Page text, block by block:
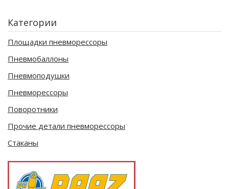
Категории
Площадки пневморессоры
Пневмобаллоны
Пневмоподушки
Пневморессоры
Поворотники
Прочие детали пневморессоры
Стаканы